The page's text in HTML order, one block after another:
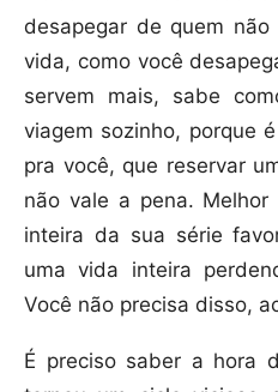
desapegar de quem
vida, como você
servem mais, sabe
viagem sozinho, porque
pra você, que reservar
não vale a pena.
inteira da sua série
uma vida inteira
Você não precisa disso,
É preciso saber a hora